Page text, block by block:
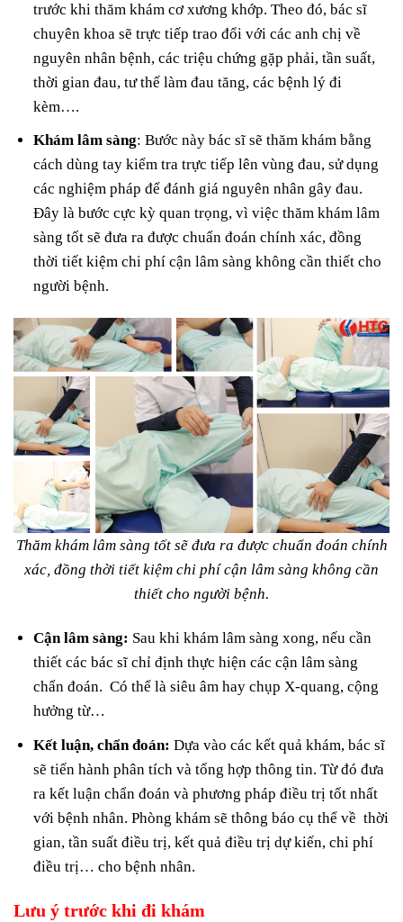
trước khi thăm khám cơ xương khớp. Theo đó, bác sĩ
chuyên khoa sẽ trực tiếp trao đổi với các anh chị về
nguyên nhân bệnh, các triệu chứng gặp phải, tần suất,
thời gian đau, tư thế làm đau tăng, các bệnh lý đi
kèm….
Khám lâm sàng: Bước này bác sĩ sẽ thăm khám bằng
cách dùng tay kiểm tra trực tiếp lên vùng đau, sử dụng
các nghiệm pháp để đánh giá nguyên nhân gây đau.
Đây là bước cực kỳ quan trọng, vì việc thăm khám lâm
sàng tốt sẽ đưa ra được chuẩn đoán chính xác, đồng
thời tiết kiệm chi phí cận lâm sàng không cần thiết cho
người bệnh.
Thăm khám lâm sàng tốt sẽ đưa ra được chuẩn đoán chính
xác, đồng thời tiết kiệm chi phí cận lâm sàng không cần
thiết cho người bệnh.
Cận lâm sàng: Sau khi khám lâm sàng xong, nếu cần
thiết các bác sĩ chỉ định thực hiện các cận lâm sàng
chẩn đoán. Có thể là siêu âm hay chụp X-quang, cộng
hưởng từ…
Kết luận, chẩn đoán: Dựa vào các kết quả khám, bác sĩ
sẽ tiến hành phân tích và tổng hợp thông tin. Từ đó đưa
ra kết luận chẩn đoán và phương pháp điều trị tốt nhất
với bệnh nhân. Phòng khám sẽ thông báo cụ thể về thời
gian, tần suất điều trị, kết quả điều trị dự kiến, chi phí
điều trị… cho bệnh nhân.
Lưu ý trước khi đi khám